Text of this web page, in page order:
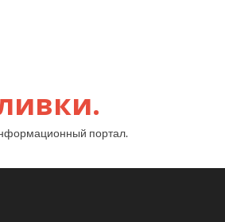
портал.